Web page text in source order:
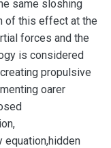
same sloshing
of this effect at the
forces and the
is considered
propulsive
oarer
equation,hidden